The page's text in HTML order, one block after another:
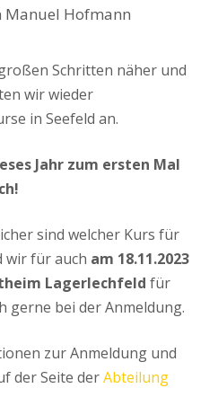
Manuel Hofmann
Schritten näher und
wir wieder
in Seefeld an.
Jahr zum ersten Mal
sind welcher Kurs für
wir für auch am 18.11.2023
Lagerlechfeld für
gerne bei der Anmeldung.
zur Anmeldung und
der Seite derAbteilung